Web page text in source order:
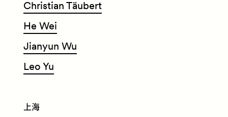
Christian Täubert
He Wei
Jianyun Wu
Leo Yu
上海